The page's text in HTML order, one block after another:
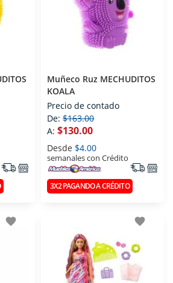
Muñeco Ruz MECHUDITOS
KOALA
Precio de contado
De: $163.00
A: $130.00
Desde $4.00
semanales con Crédito
3X2 PAGANDO A CRÉDITO
favorite favorite